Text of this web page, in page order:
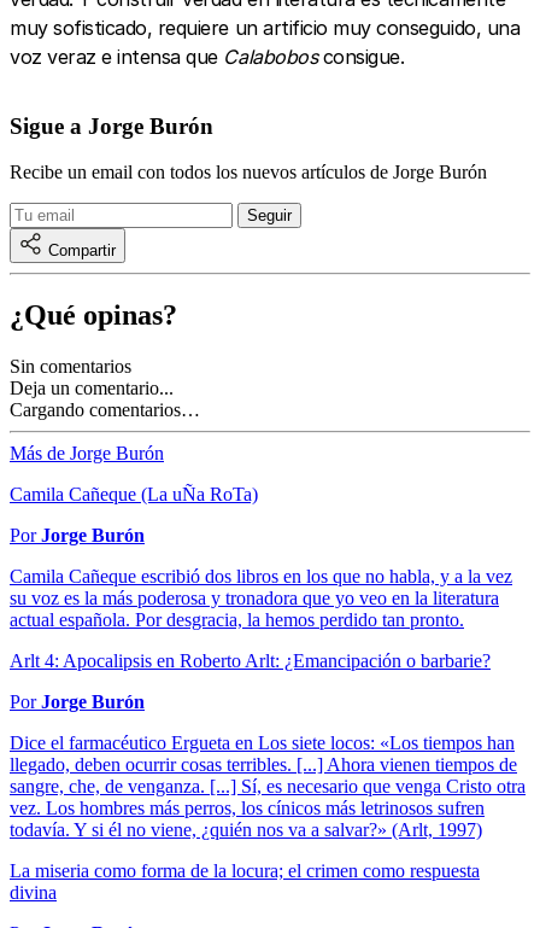
muy sofisticado, requiere un artificio muy conseguido, una
voz veraz e intensa que Calabobosconsigue.
Sigue a Jorge Burón
Recibe un email con todos los nuevos artículos de Jorge Burón
Compartir
¿Qué opinas?
Sin comentarios
Deja un comentario...
Cargando comentarios…
Más de Jorge Burón
Camila Cañeque (La uÑa RoTa)
PorJorge Burón
Camila Cañeque escribió dos libros en los que no habla, y a la vez
su voz es la más poderosa y tronadora que yo veo en la literatura
actual española. Por desgracia, la hemos perdido tan pronto.
Arlt 4: Apocalipsis en Roberto Arlt: ¿Emancipación o barbarie?
PorJorge Burón
Dice el farmacéutico Ergueta en Los siete locos: «Los tiempos han
llegado, deben ocurrir cosas terribles. [...] Ahora vienen tiempos de
sangre, che, de venganza. [...] Sí, es necesario que venga Cristo otra
vez. Los hombres más perros, los cínicos más letrinosos sufren
todavía. Y si él no viene, ¿quién nos va a salvar?» (Arlt, 1997)
La miseria como forma de la locura; el crimen como respuesta
divina